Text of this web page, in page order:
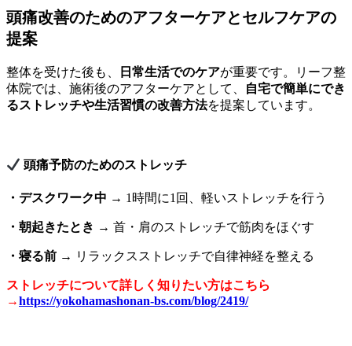
頭痛改善のためのアフターケアとセルフケアの
提案
整体を受けた後も、 日常生活でのケアが重要です。リーフ整
体院では、施術後のアフターケアとして、
自宅で簡単にでき
るストレッチや生活習慣の改善方法を提案しています。
頭痛予防のためのストレッチ
・デスクワーク中 → 1時間に1回、軽いストレッチを行う
・朝起きたとき → 首・肩のストレッチで筋肉をほぐす
・寝る前 → リラックスストレッチで自律神経を整える
ストレッチについて詳しく知りたい方はこちら
→https://yokohamashonan-bs.com/blog/2419/